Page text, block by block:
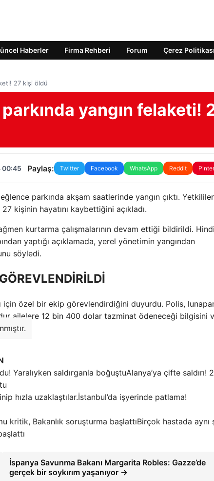
Haberler Firma Rehberi Forum Çerez Politikası
27 kişi öldü
yangın felaketi!
00:45 Paylaş: Twitter Facebook WhatsApp Reddit
parkında akşam saatlerinde yangın çıktı.
kişinin hayatını kaybettiğini açıkladı.
kurtarma çalışmalarının devam ettiği bildirildi.
yaptığı açıklamada, yerel yönetimin yangından
söyledi.
için özel bir ekip görevlendirdiğini duyurdu. Polis,
ailelere 12 bin 400 dolar tazminat ödeneceği bilgisini
Alanya’ya çifte saldırı!
İstanbul’da işyerinde patlama!
Birçok hastada aynı
İspanya Savunma Bakanı Margarita Robles: Gazze’de
gerçek bir soykırım yaşanıyor →